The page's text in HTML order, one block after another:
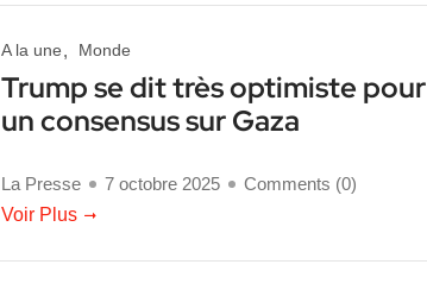
A la une Monde
Trump se dit très optimiste pour
un consensus sur Gaza
La Presse 7 octobre 2025 Comments (0)
Voir Plus